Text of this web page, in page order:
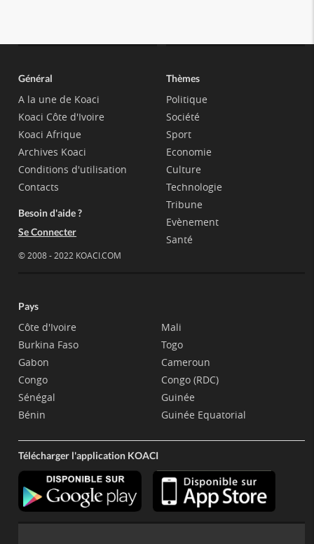
Général
A la une de Koaci
Koaci Côte d'Ivoire
Koaci Afrique
Archives Koaci
Conditions d'utilisation
Contacts
Besoin d'aide ?
Se Connecter
© 2008 - 2022 KOACI.COM
Thèmes
Politique
Société
Sport
Economie
Culture
Technologie
Tribune
Evènement
Santé
Pays
Côte d'Ivoire
Burkina Faso
Gabon
Congo
Sénégal
Bénin
Mali
Togo
Cameroun
Congo (RDC)
Guinée
Guinée Equatorial
Télécharger l'application KOACI